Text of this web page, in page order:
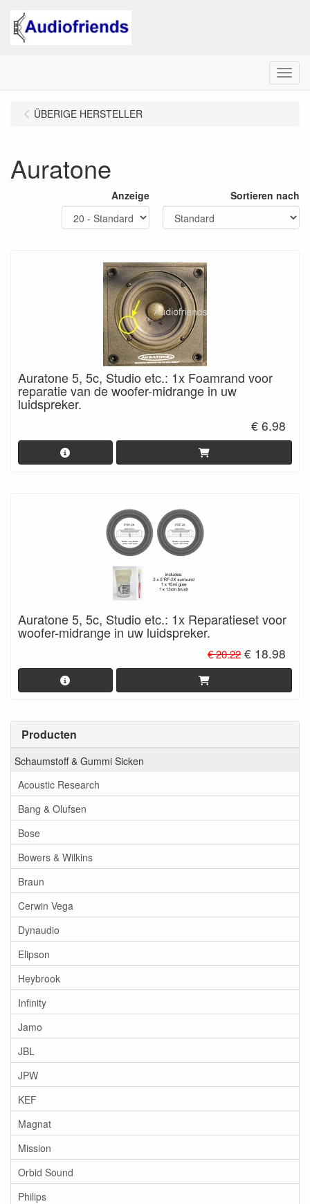
Menu
Producten
Schaumstoff & Gummi Sicken
Acoustic Research
Bang & Olufsen
Bose
Bowers & Wilkins
Braun
Cerwin Vega
Dynaudio
Elipson
Heybrook
Infinity
Jamo
JBL
JPW
KEF
Magnat
Mission
Orbid Sound
Philips
ÜBERIGE HERSTELLER
Auratone
Anzeige Sortieren nach
Auratone 5, 5c, Studio etc.: 1x Foamrand voor
reparatie van de woofer-midrange in uw
luidspreker.
€ 6.98
Auratone 5, 5c, Studio etc.: 1x Reparatieset voor
woofer-midrange in uw luidspreker.
€ 20.22 € 18.98